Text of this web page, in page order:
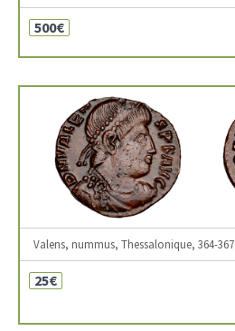
500€
Valens, nummus, Thessalonique, 364-367
25€